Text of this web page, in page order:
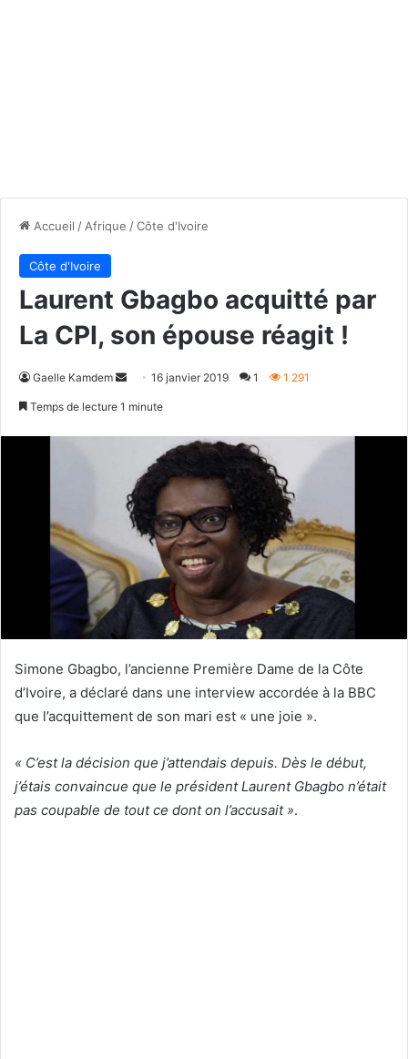
Accueil / Afrique /Côte d'Ivoire
Côte d'Ivoire
Laurent Gbagbo acquitté par
La CPI, son épouse réagit !
Gaelle Kamdem
Envoyer16 janvier 2019 1 1 291
Temps de lecture 1 minute
Simone Gbagbo, l’ancienne Première Dame de la Côte
d’Ivoire, a déclaré dans une interview accordée à la BBC
que l’acquittement de son mari est « une joie ».
« C’est la décision que j’attendais depuis. Dès le début,
j’étais convaincue que le président Laurent Gbagbo n’était
pas coupable de tout ce dont on l’accusait ».